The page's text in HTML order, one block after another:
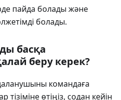
пайда болады және
болады.
басқа
беру керек?
командаға
өтіңіз, содан кейін